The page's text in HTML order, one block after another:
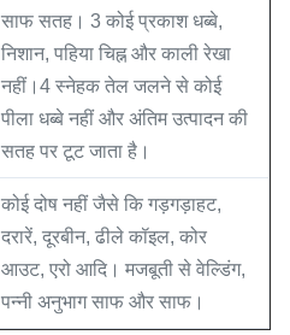
साफ सतह। 3 कोई प्रकाश धब्बे,
निशान, पहिया चिह्न और काली रेखा
नहीं।4 स्नेहक तेल जलने से कोई
पीला धब्बे नहीं और अंतिम उत्पादन की
सतह पर टूट जाता है।
कोई दोष नहीं जैसे कि गड़गड़ाहट,
दरारें, दूरबीन, ढीले कॉइल, कोर
आउट, एरो आदि। मजबूती से वेल्डिंग,
पन्नी अनुभाग साफ और साफ।